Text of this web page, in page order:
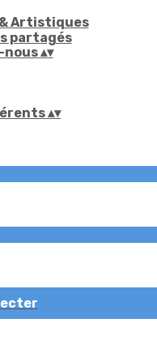
Artistiques
partagés
nous▴▾
▴▾